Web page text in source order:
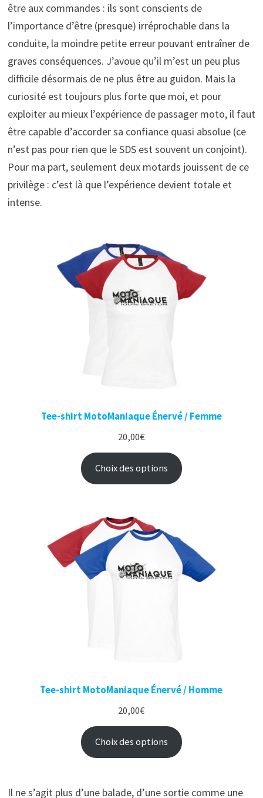
être aux commandes : ils sont conscients de
l’importance d’être (presque) irréprochable dans la
conduite, la moindre petite erreur pouvant entraîner de
graves conséquences. J’avoue qu’il m’est un peu plus
difficile désormais de ne plus être au guidon. Mais la
curiosité est toujours plus forte que moi, et pour
exploiter au mieux l’expérience de passager moto, il faut
être capable d’accorder sa confiance quasi absolue (ce
n’est pas pour rien que le SDS est souvent un conjoint).
Pour ma part, seulement deux motards jouissent de ce
privilège : c’est là que l’expérience devient totale et
intense.
Tee-shirt MotoManiaque Énervé / Femme
20,00€
Choix des options
Tee-shirt MotoManiaque Énervé / Homme
20,00€
Choix des options
Il ne s’agit plus d’une balade, d’une sortie comme une